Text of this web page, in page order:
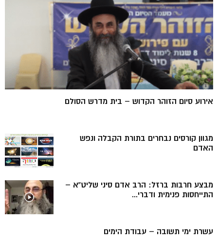
אירוע סיום הזוהר הקדוש – בית מדרש הסולם
מגוון קורסים נבחרים בתורת הקבלה ונפש
האדם
מבצע חרבות ברזל: הרב אדם סיני שליט”א –
התייחסות פנימית ודברי...
עשרת ימי תשובה – עבודת הימים